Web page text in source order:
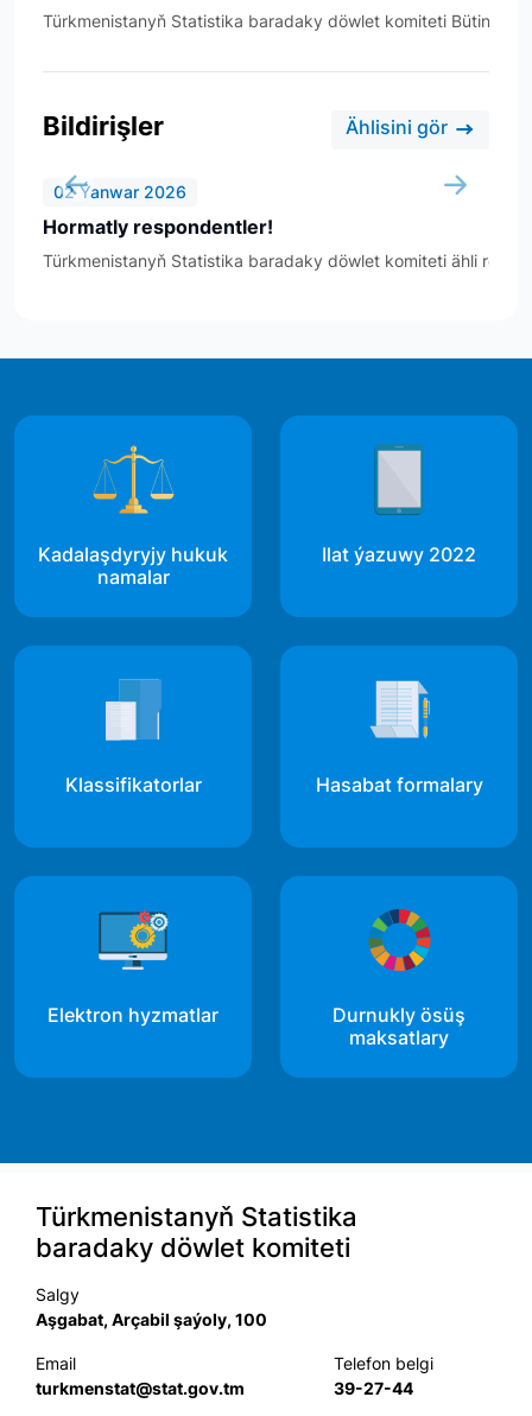
Türkmenistanyň Statistika baradaky döwlet komiteti
Bildirişler Ählisini gör
02 Ýanwar 2026
Hormatly respondentler!
Türkmenistanyň Statistika baradaky döwlet komiteti ähli
Kadalaşdyryjy hukuk
namalar
Ilat ýazuwy 2022
Klassifikatorlar Hasabat formalary
Elektron hyzmatlar
Durnukly ösüş
maksatlary
Türkmenistanyň Statistika
baradaky döwlet komiteti
Salgy
Aşgabat, Arçabil şaýoly, 100
Email
turkmenstat@stat.gov.tm
Telefon belgi
39-27-44